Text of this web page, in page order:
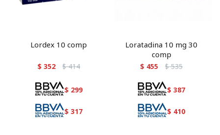
Lordex 10 comp
$ 352 $ 414
$ 299
$ 317
Loratadina 10 mg 30
comp
$ 455 $ 535
$ 387
$ 410